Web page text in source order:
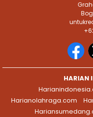
HARIAN
Harianolahraga.com